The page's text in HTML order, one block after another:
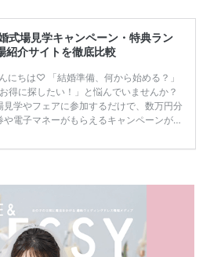
式場見学キャンペーン・特典ラン
紹介サイトを徹底比較
にちは♡ 「結婚準備、何から始める？」
お得に探したい！」と悩んでいませんか？
見学やフェアに参加するだけで、数万円分
や電子マネーがもらえるキャンペーンがあ
せずに選ぶと損をしてしまうことも……。
金額・条件・応募方法・注意点 「どこが
「プラコレの特典は？」といった疑問も
。 まずは診断で候補を絞れる「ウェディ
診断」か、体験型 […]
続きを読む